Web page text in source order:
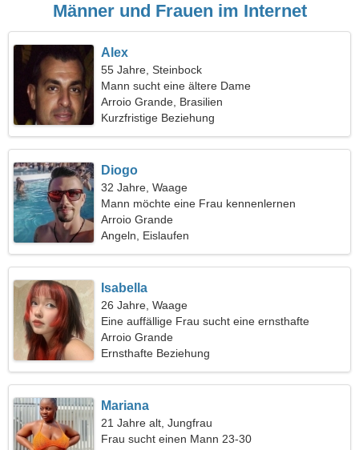
Männer und Frauen im Internet
Alex
55 Jahre, Steinbock
Mann sucht eine ältere Dame
Arroio Grande, Brasilien
Kurzfristige Beziehung
Diogo
32 Jahre, Waage
Mann möchte eine Frau kennenlernen
Arroio Grande
Angeln, Eislaufen
Isabella
26 Jahre, Waage
Eine auffällige Frau sucht eine ernsthafte
Beziehung
Arroio Grande
Ernsthafte Beziehung
Mariana
21 Jahre alt, Jungfrau
Frau sucht einen Mann 23-30